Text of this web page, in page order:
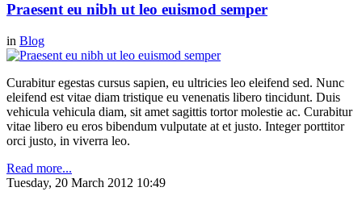
Praesent eu nibh ut leo euismod semper
in Blog
Curabitur egestas cursus sapien, eu ultricies leo eleifend sed. Nunc
eleifend est vitae diam tristique eu venenatis libero tincidunt. Duis
vehicula vehicula diam, sit amet sagittis tortor molestie ac. Curabitur
vitae libero eu eros bibendum vulputate at et justo. Integer porttitor
orci justo, in viverra leo.
Read more...
Tuesday, 20 March 2012 10:49